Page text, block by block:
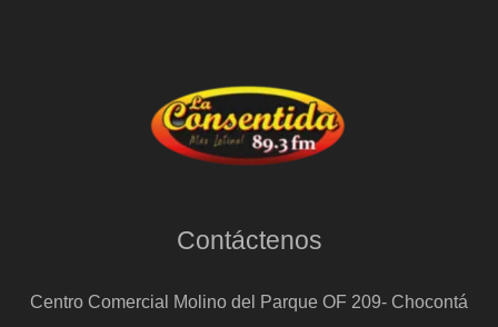
Contáctenos
Centro Comercial Molino del Parque OF 209- Chocontá